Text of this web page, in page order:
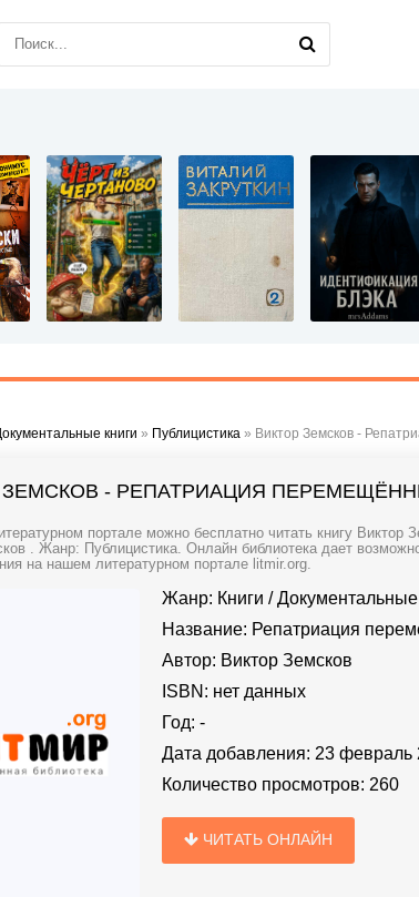
книги » Публицистика » Виктор Земсков -
ЗЕМСКОВ - РЕПАТРИАЦИЯ
портале можно бесплатно читать книгу Виктор
. Жанр: Публицистика. Онлайн библиотека дает
на нашем литературном портале litmir.org.
Жанр: Книги /Документальные
Название: Репатриация
Автор: Виктор Земсков
ISBN: нет данных
Год: -
Дата добавления: 23 февраль
Количество просмотров: 260
ЧИТАТЬ ОНЛАЙН